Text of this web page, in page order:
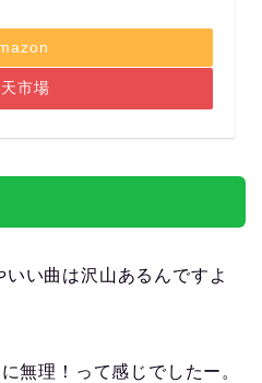
市場
い曲は沢山あるんですよ
無理！って感じでしたー。